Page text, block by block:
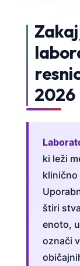
2026
ki leži
klinično
štiri
enoto,
označi